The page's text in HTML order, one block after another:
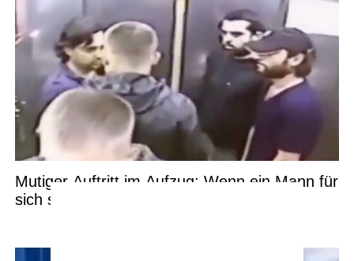
Mutiger Auftritt im Aufzug: Wenn ein Mann für
sich selbst einsteht